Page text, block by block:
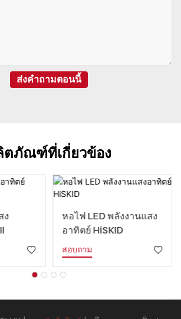
ส่งคำถามตอนนี้
ตภัณฑ์ที่เกี่ยวข้อง
ง
หอไฟ LED พลังงานแสง
อาทิตย์ HiSKID
สอบถาม